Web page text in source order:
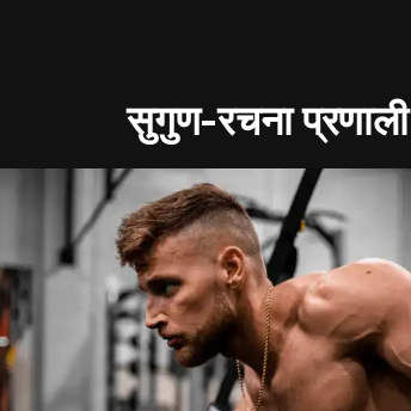
सुगुण-रचना प्रणाली